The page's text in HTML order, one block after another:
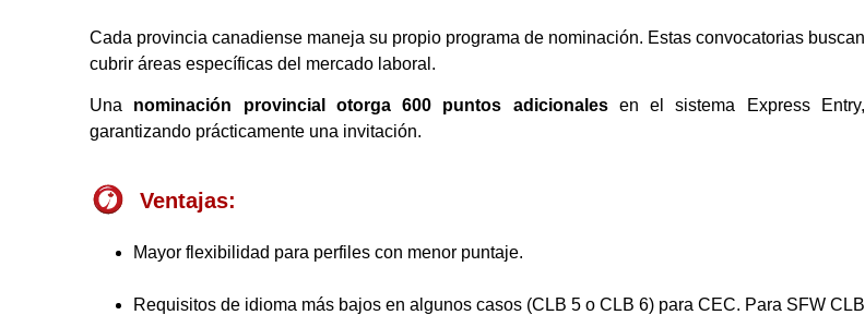
Cada provincia canadiense maneja su propio programa de nominación. Estas convocatorias buscan
cubrir áreas específicas del mercado laboral.
Una nominación provincial otorga 600 puntos adicionalesen el sistema Express Entry,
garantizando prácticamente una invitación.
Ventajas:
Mayor flexibilidad para perfiles con menor puntaje.
Requisitos de idioma más bajos en algunos casos (CLB 5 o CLB 6) para CEC. Para SFW CLB